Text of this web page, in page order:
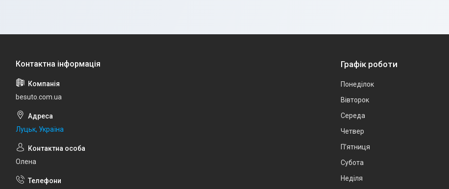
besuto.com.ua
Луцьк, Україна
Олена
Графік роботи
Понеділок
Вівторок
Середа
Четвер
Пʼятниця
Субота
Неділя